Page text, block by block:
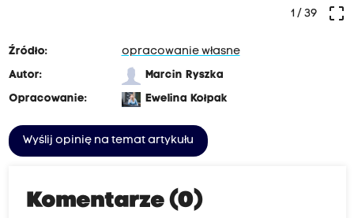
crop_free
1/ 39
Źródło:
opracowanie własne
Autor:
Marcin Ryszka
Opracowanie:
Ewelina Kołpak
Wyślij opinię na temat artykułu
Komentarze (0)